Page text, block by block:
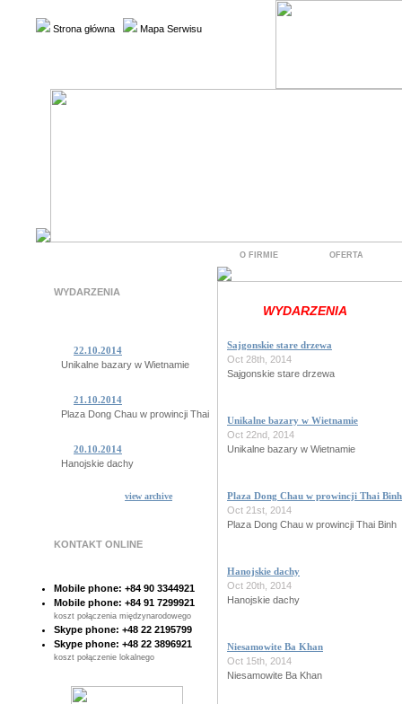
Strona główna Mapa Serwisu
WYDARZENIA
28.10.2014
22.10.2014
Unikalne bazary w Wietnamie
21.10.2014
Plaza Dong Chau w prowincji Thai Binh
20.10.2014
Hanojskie dachy
14.10.2014
10.10.2014
Sajgon pod woda!
07.10.2014
Poczta Sajgonska
view archive
KONTAKT ONLINE
Mobile phone: +84 90 3344921
Mobile phone: +84 91 7299921
koszt połączenia międzynarodowego
Skype phone: +48 22 2195799
Skype phone: +48 22 3896921
koszt połączenie lokalnego
O FIRMIE OFERTA
WYDARZENIA
Sajgonskie stare drzewa
Oct 28th, 2014
Sajgonskie stare drzewa
Unikalne bazary w Wietnamie
Oct 22nd, 2014
Unikalne bazary w Wietnamie
Plaza Dong Chau w prowincji Thai Binh
Oct 21st, 2014
Plaza Dong Chau w prowincji Thai Binh
Hanojskie dachy
Oct 20th, 2014
Hanojskie dachy
Niesamowite Ba Khan
Oct 15th, 2014
Niesamowite Ba Khan